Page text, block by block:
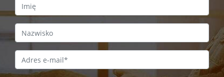
First Name
Last Name
Email Address *